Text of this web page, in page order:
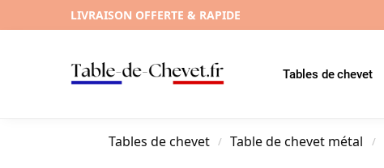
LIVRAISON OFFERTE & RAPIDE
Tables de chevet
Tables de chevet / Table de chevet métal /